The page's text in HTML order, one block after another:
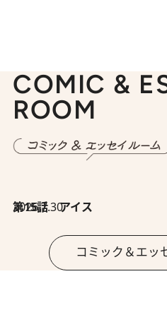
COMIC &
ROOM
2026.7.30
第15話 アイス
コミック＆エッ